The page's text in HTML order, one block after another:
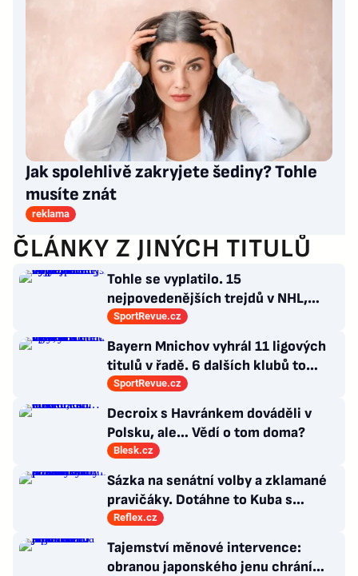
Jak spolehlivě zakryjete šediny? Tohle
musíte znát
reklama
ČLÁNKY Z JINÝCH TITULŮ
Tohle se vyplatilo. 15
nejpovedenějších trejdů v NHL,
které byly upečeny na poslední
SportRevue.cz
Bayern Mnichov vyhrál 11 ligových
titulů v řadě. 6 dalších klubů to
zvládlo také, některé i víckrát
SportRevue.cz
Decroix s Havránkem dováděli v
Polsku, ale… Vědí o tom doma?
Blesk.cz
Sázka na senátní volby a zklamané
pravičáky. Dotáhne to Kuba s
hnutím Naše Česko do celostátní
politiky?
Reflex.cz
Tajemství měnové intervence:
obranou japonského jenu chrání